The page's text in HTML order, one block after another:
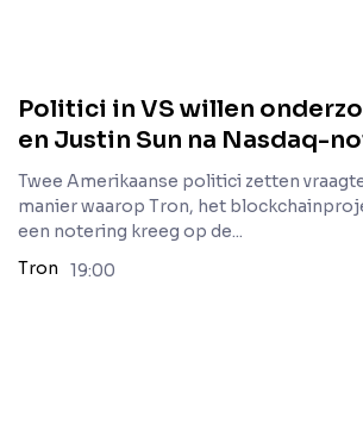
Politici in VS willen
en Justin Sun na Nasdaq-
Twee Amerikaanse politici zetten
manier waarop Tron, het
een notering kreeg op de...
Tron
19:00